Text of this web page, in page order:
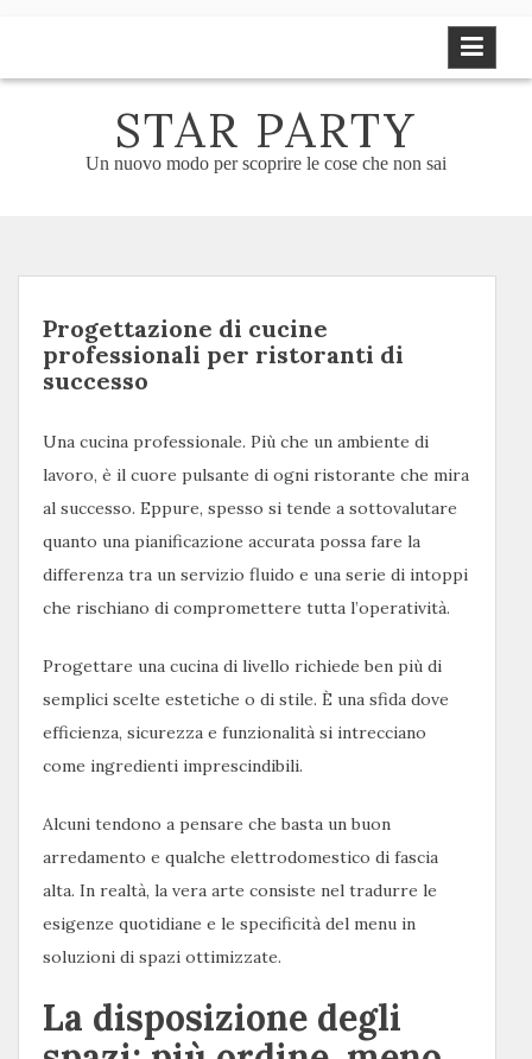
STAR PARTY
Un nuovo modo per scoprire le cose che non sai
Progettazione di cucine
professionali per ristoranti di
successo
Una cucina professionale. Più che un ambiente di
lavoro, è il cuore pulsante di ogni ristorante che mira
al successo. Eppure, spesso si tende a sottovalutare
quanto una pianificazione accurata possa fare la
differenza tra un servizio fluido e una serie di intoppi
che rischiano di compromettere tutta l’operatività.
Progettare una cucina di livello richiede ben più di
semplici scelte estetiche o di stile. È una sfida dove
efficienza, sicurezza e funzionalità si intrecciano
come ingredienti imprescindibili.
Alcuni tendono a pensare che basta un buon
arredamento e qualche elettrodomestico di fascia
alta. In realtà, la vera arte consiste nel tradurre le
esigenze quotidiane e le specificità del menu in
soluzioni di spazi ottimizzate.
La disposizione degli